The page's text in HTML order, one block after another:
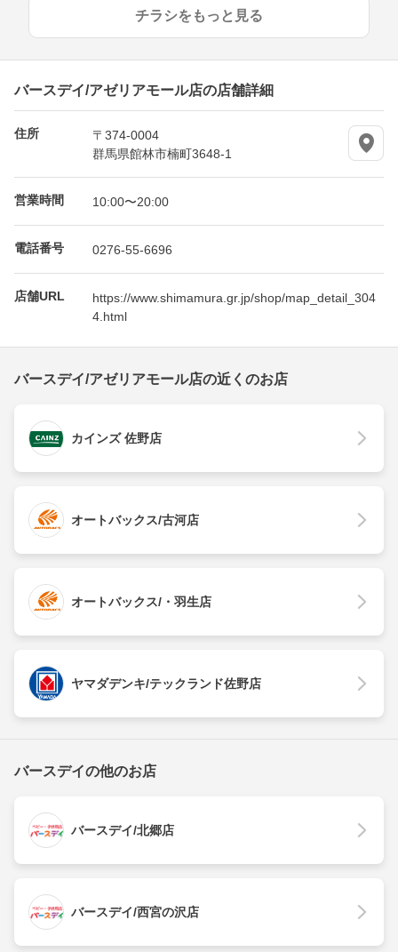
チラシをもっと見る
バースデイ/アゼリアモール店の店舗詳細
住所
〒374-0004
群馬県館林市楠町3648-1
営業時間 10:00〜20:00
電話番号 0276-55-6696
店舗URL
https://www.shimamura.gr.jp/shop/map_detail_304
4.html
バースデイ/アゼリアモール店の近くのお店
カインズ 佐野店
オートバックス/古河店
オートバックス/・羽生店
ヤマダデンキ/テックランド佐野店
バースデイの他のお店
バースデイ/北郷店
バースデイ/西宮の沢店